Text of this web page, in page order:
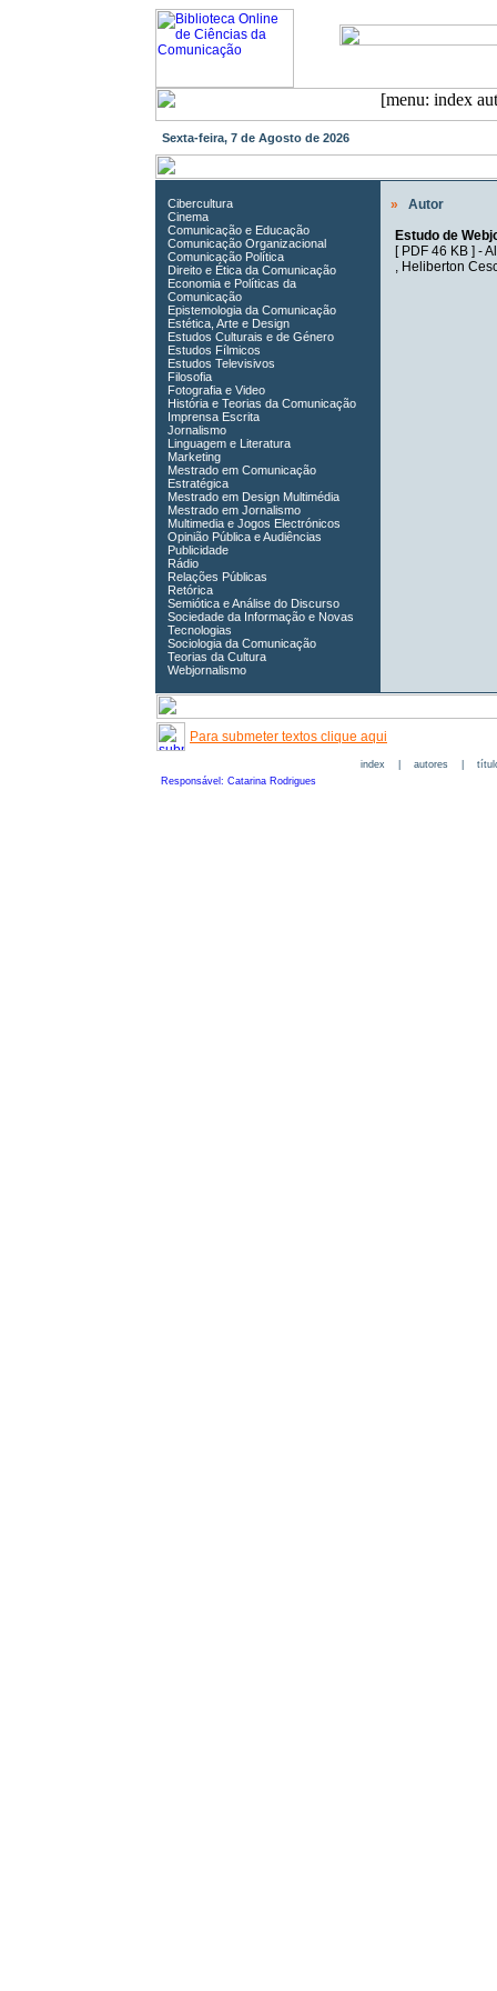
Sexta-feira, 7 de Agosto de 2026
Cibercultura
Cinema
Comunicação e Educação
Comunicação Organizacional
Comunicação Política
Direito e Ética da Comunicação
Economia e Políticas da
Comunicação
Epistemologia da Comunicação
Estética, Arte e Design
Estudos Culturais e de Género
Estudos Fílmicos
Estudos Televisivos
Filosofia
Fotografia e Video
História e Teorias da Comunicação
Imprensa Escrita
Jornalismo
Linguagem e Literatura
Marketing
Mestrado em Comunicação
Estratégica
Mestrado em Design Multimédia
Mestrado em Jornalismo
Multimedia e Jogos Electrónicos
Opinião Pública e Audiências
Publicidade
Rádio
Relações Públicas
Retórica
Semiótica e Análise do Discurso
Sociedade da Informação e Novas
Tecnologias
Sociologia da Comunicação
Teorias da Cultura
Webjornalismo
»
Autor
Estudo de
[ PDF 46 KB] -
, Heliberton
Para submeter textos clique aqui
index| autores|